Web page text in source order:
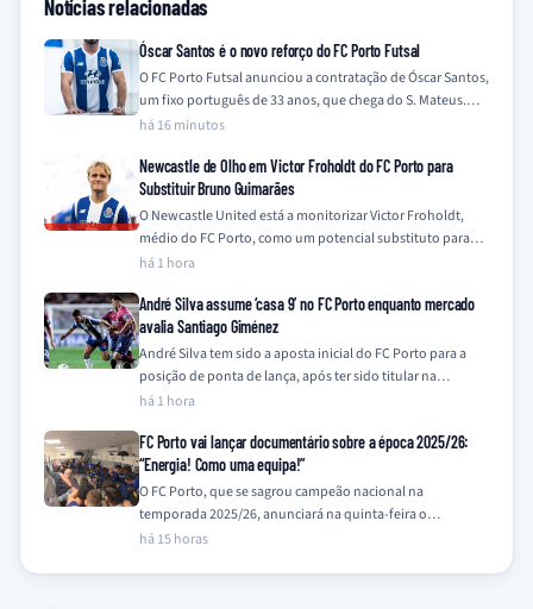
Notícias relacionadas
Óscar Santos é o novo reforço do FC Porto Futsal
O FC Porto Futsal anunciou a contratação de Óscar Santos,
um fixo português de 33 anos, que chega do S. Mateus.
O…
há 16 minutos
Newcastle de Olho em Victor Froholdt do FC Porto para
Substituir Bruno Guimarães
O Newcastle United está a monitorizar Victor Froholdt,
médio do FC Porto, como um potencial substituto para
Bruno Guimarães, que se encontra…
há 1 hora
André Silva assume ‘casa 9’ no FC Porto enquanto mercado
avalia Santiago Giménez
André Silva tem sido a aposta inicial do FC Porto para a
posição de ponta de lança, após ter sido titular na…
há 1 hora
FC Porto vai lançar documentário sobre a época 2025/26:
“Energia! Como uma equipa!”
O FC Porto, que se sagrou campeão nacional na
temporada 2025/26, anunciará na quinta-feira o
lançamento de um documentário que retrata a…
há 15 horas